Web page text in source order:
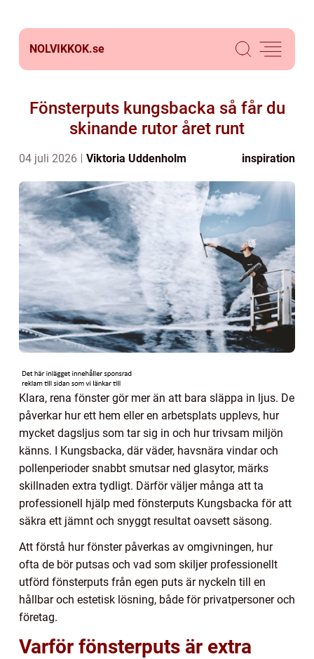
NOLVIKKOK.se
Fönsterputs kungsbacka så får du
skinande rutor året runt
04 juli 2026 Viktoria Uddenholm inspiration
Klara, rena fönster gör mer än att bara släppa in ljus. De
påverkar hur ett hem eller en arbetsplats upplevs, hur
mycket dagsljus som tar sig in och hur trivsam miljön
känns. I Kungsbacka, där väder, havsnära vindar och
pollenperioder snabbt smutsar ned glasytor, märks
skillnaden extra tydligt. Därför väljer många att ta
professionell hjälp med fönsterputs Kungsbacka för att
säkra ett jämnt och snyggt resultat oavsett säsong.
Att förstå hur fönster påverkas av omgivningen, hur
ofta de bör putsas och vad som skiljer professionellt
utförd fönsterputs från egen puts är nyckeln till en
hållbar och estetisk lösning, både för privatpersoner och
företag.
Varför fönsterputs är extra